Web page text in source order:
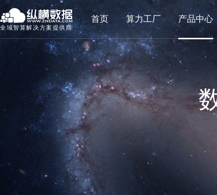
全域智算解决方案提供商
首页 算力工厂 产品中心